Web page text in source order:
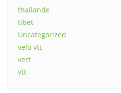
thailande
tibet
Uncategorized
velo vtt
vert
vtt